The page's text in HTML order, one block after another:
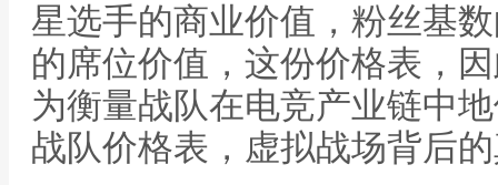
星选手的商业价值，粉丝基
的席位价值，这份价格表，
为衡量战队在电竞产业链中
战队价格表，虚拟战场背后